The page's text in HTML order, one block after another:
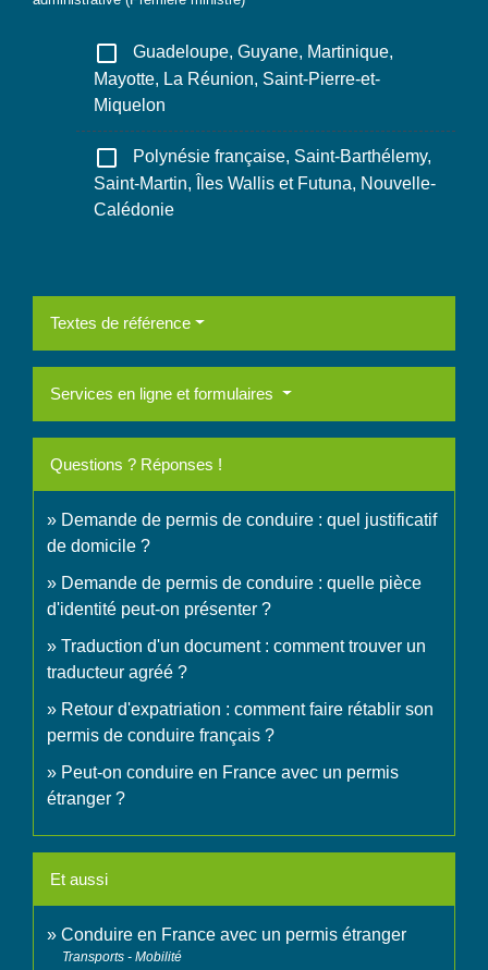
check_box_outline_blank
Guadeloupe, Guyane, Martinique,
Mayotte, La Réunion, Saint-Pierre-et-
Miquelon
check_box_outline_blank
Polynésie française, Saint-Barthélemy,
Saint-Martin, Îles Wallis et Futuna, Nouvelle-
Calédonie
Textes de référence
Services en ligne et formulaires
Questions ? Réponses !
Demande de permis de conduire : quel justificatif
de domicile ?
Demande de permis de conduire : quelle pièce
d'identité peut-on présenter ?
Traduction d'un document : comment trouver un
traducteur agréé ?
Retour d'expatriation : comment faire rétablir son
permis de conduire français ?
Peut-on conduire en France avec un permis
étranger ?
Et aussi
Conduire en France avec un permis étranger
Transports - Mobilité